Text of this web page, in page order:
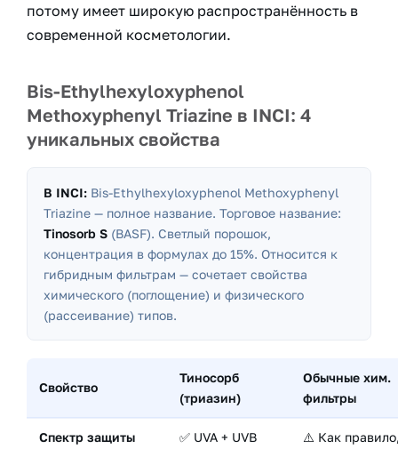
потому имеет широкую распространённость в
современной косметологии.
Bis-Ethylhexyloxyphenol
Methoxyphenyl Triazine в INCI: 4
уникальных свойства
В INCI: Bis-Ethylhexyloxyphenol Methoxyphenyl
Triazine — полное название. Торговое название:
Tinosorb S (BASF). Светлый порошок,
концентрация в формулах до 15%. Относится к
гибридным фильтрам — сочетает свойства
химического (поглощение) и физического
(рассеивание) типов.
Свойство
Тиносорб
(триазин)
Обычные хим.
фильтры
Спектр защиты
✅ UVA + UVB
⚠️ Как